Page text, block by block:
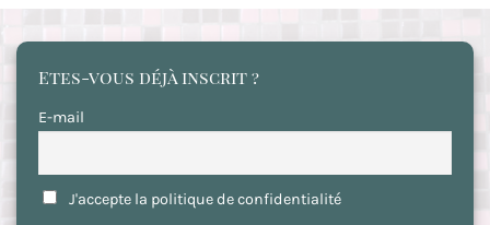
Etes-vous déjà inscrit ?
E-mail
J'accepte la politique de confidentialité